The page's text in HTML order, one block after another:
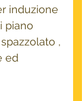
induzione
piano
,
ed